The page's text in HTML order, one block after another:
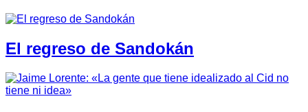
El regreso de Sandokán